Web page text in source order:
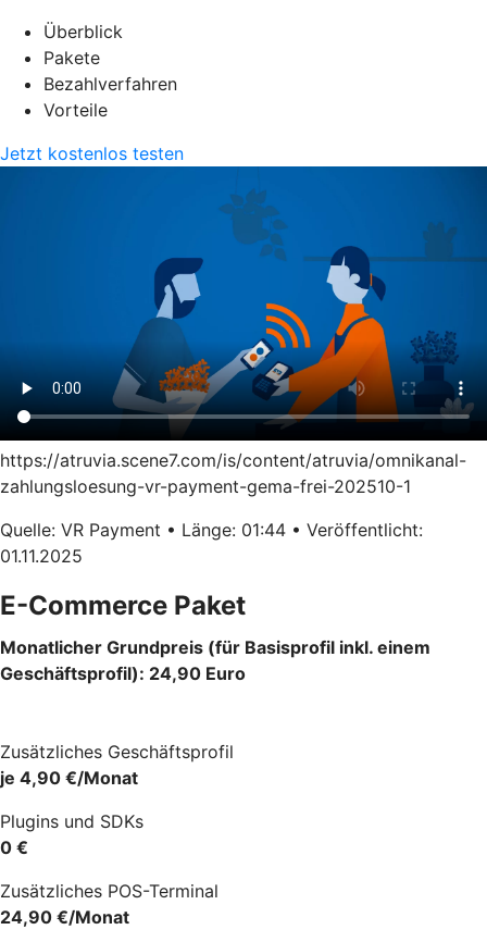
Überblick
Pakete
Bezahlverfahren
Vorteile
Jetzt kostenlos testen
https://atruvia.scene7.com/is/content/atruvia/omnikanal-
zahlungsloesung-vr-payment-gema-frei-202510-1
Quelle: VR Payment • Länge: 01:44 • Veröffentlicht:
01.11.2025
E-Commerce Paket
Monatlicher Grundpreis (für Basisprofil inkl. einem
Geschäftsprofil): 24,90 Euro
Zusätzliches Geschäftsprofil
je 4,90 €/Monat
Plugins und SDKs
0 €
Zusätzliches POS-Terminal
24,90 €/Monat